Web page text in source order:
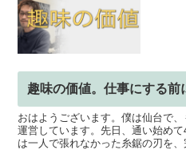
趣味の価値。仕事にする前
おはようございます。僕は仙台で
運営しています。先日、通い始め
は一人で張れなかった糸鋸の刃を